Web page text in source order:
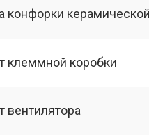
конфорки
клеммной коробки
вентилятора